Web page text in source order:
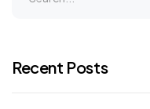
Recent Posts